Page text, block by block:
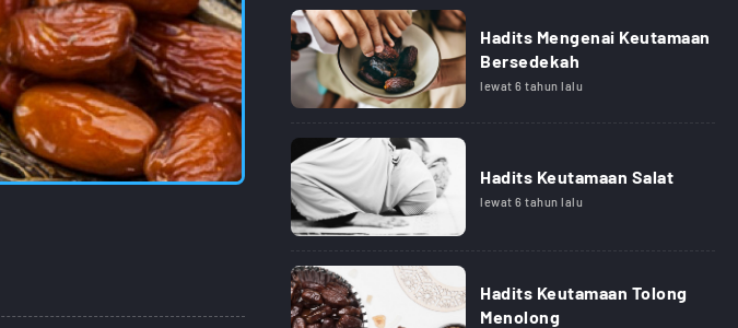
Hadits Mengenai Keutamaan
Bersedekah
lewat 6 tahun lalu
Hadits Keutamaan Salat
lewat 6 tahun lalu
Hadits Keutamaan Tolong
Menolong